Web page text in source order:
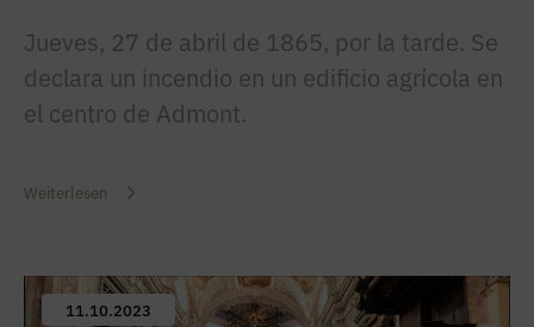
Jueves, 27 de abril de 1865, por la tarde. Se
declara un incendio en un edificio agrícola en
el centro de Admont.
Weiterlesen
11.10.2023